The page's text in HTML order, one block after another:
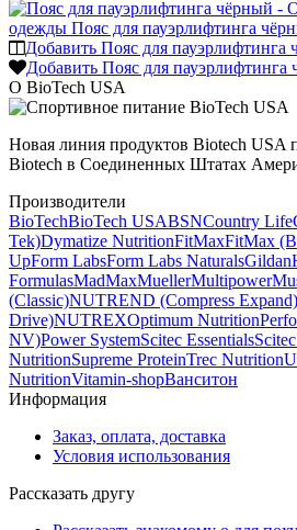
Добавить Пояс для пауэрлифтинга
Добавить Пояс для
О BioTech USA
Новая линия продуктов Biotech USA
Biotech в Соединенных Штатах
Производители
BioTechBioTech USABSNCountry Life
Tek)Dymatize NutritionFitMaxFitMax
UpForm LabsForm Labs NaturalsGildan
FormulasMadMaxMuellerMultipower
(Classic)NUTREND (Compress Expand)
Drive)NUTREXOptimum Nutrition
NV)Power SystemScitec Essentials
NutritionSupreme ProteinTrec Nutrition
NutritionVitamin-shopВанситон
Информация
Заказ, оплата, доставка
Условия использования
Рассказать другу